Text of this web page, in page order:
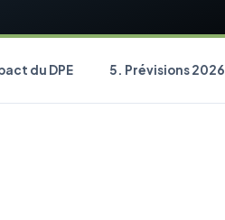
du DPE 5. Prévisions 2026